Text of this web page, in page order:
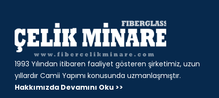
1993 Yılından itibaren faaliyet gösteren şirketimiz, uzun
yıllardır Camii Yapımı konusunda uzmanlaşmıştır.
Hakkımızda Devamını Oku >>